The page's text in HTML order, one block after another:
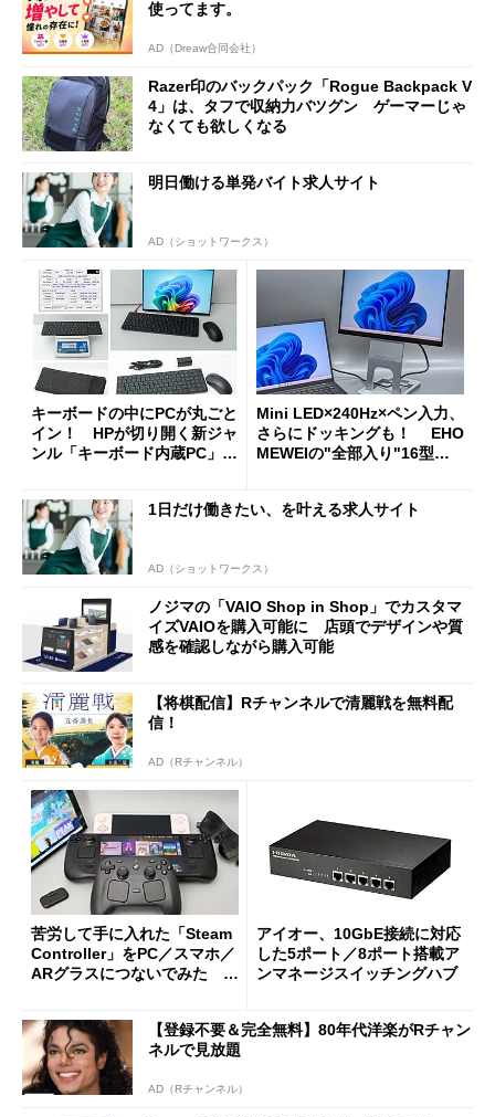
使ってます。
AD（Dreaw合同会社）
Razer印のバックパック「Rogue Backpack V
4」は、タフで収納力バツグン ゲーマーじゃ
なくても欲しくなる
明日働ける単発バイト求人サイト
AD（ショットワークス）
キーボードの中にPCが丸ごと
イン！ HPが切り開く新ジャ
ンル「キーボード内蔵PC」の
Mini LED×240Hz×ペン入力、
さらにドッキングも！ EHO
MEWEIの"全部入り"16型モ
1日だけ働きたい、を叶える求人サイト
AD（ショットワークス）
ノジマの「VAIO Shop in Shop」でカスタマ
イズVAIOを購入可能に 店頭でデザインや質
感を確認しながら購入可能
【将棋配信】Rチャンネルで清麗戦を無料配
信！
AD（Rチャンネル）
苦労して手に入れた「Steam
Controller」をPC／スマホ／
ARグラスにつないでみた ゲ
アイオー、10GbE接続に対応
した5ポート／8ポート搭載ア
ンマネージスイッチングハブ
【登録不要＆完全無料】80年代洋楽がRチャン
ネルで見放題
AD（Rチャンネル）